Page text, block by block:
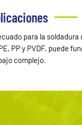
para la
PP y PVDF, puede
complejo.